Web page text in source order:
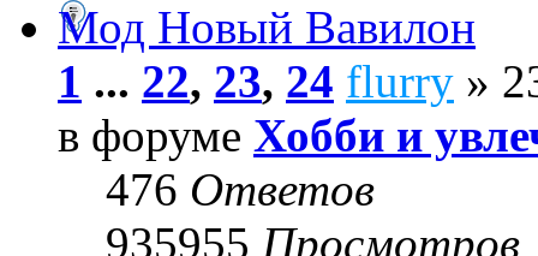
Мод Новый Вавилон
1 ... 22, 23, 24 flurry »
в форуме Хобби и
476 Ответов
935955 Просмотров